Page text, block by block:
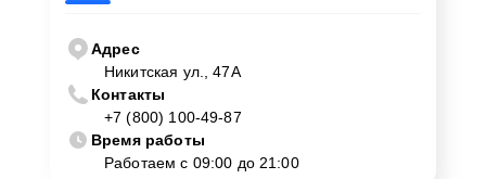
Адрес
Никитская ул., 47А
Контакты
+7 (800) 100-49-87
Время работы
Работаем с 09:00 до 21:00